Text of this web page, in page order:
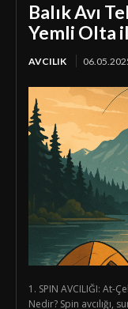
Balık Avı
Yemli Olta
AVCILIK
1. SPIN AVCILIĞI: At-
Nedir? Spin avcılığı,